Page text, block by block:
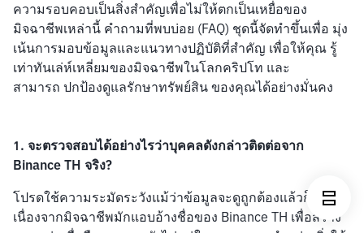
ความรอบคอบเป็นสิ่งสำคัญเพื่อไม่ให้ตกเป็นเหยื่อของ
มิจฉาชีพเหล่านี้ คำถามที่พบบ่อย (FAQ) ชุดนี้จัดทำขึ้นเพื่อ มุ่ง
เน้นการมอบข้อมูลและแนวทางปฏิบัติที่สำคัญ เพื่อให้คุณ รู้
เท่าทันเล่ห์เหลี่ยมของมิจฉาชีพในโลกคริปโท และ
สามารถ ปกป้องดูแลรักษาทรัพย์สิน ของคุณได้อย่างมั่นคง
1. จะตรวจสอบได้อย่างไรว่าบุคคลดังกล่าวติดต่อจาก
Binance TH จริง?
โปรดใช้ความระมัดระวังแม้ว่าข้อมูลจะดูถูกต้องแล้วก็ตาม
เนื่องจากมิจฉาชีพมักแอบอ้างชื่อของ Binance TH เพื่อสร้าง